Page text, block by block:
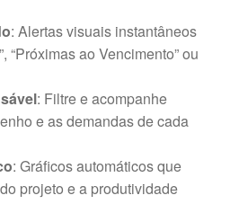
: Alertas visuais instantâneos
“Próximas ao Vencimento” ou
: Filtre e acompanhe
e as demandas de cada
: Gráficos automáticos que
projeto e a produtividade